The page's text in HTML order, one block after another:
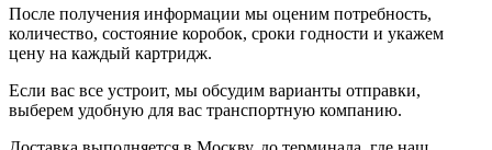
После получения информации мы оценим потребность,
количество, состояние коробок, сроки годности и укажем
цену на каждый картридж.
Если вас все устроит, мы обсудим варианты отправки,
выберем удобную для вас транспортную компанию.